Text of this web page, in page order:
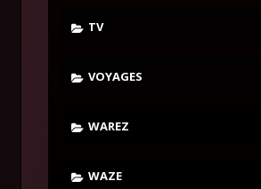
TV
VOYAGES
WAREZ
WAZE